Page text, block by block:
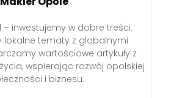
– inwestujemy w dobre treści.
lokalne tematy z globalnymi
wartościowe artykuły z
wspierając rozwój opolskiej
i biznesu.